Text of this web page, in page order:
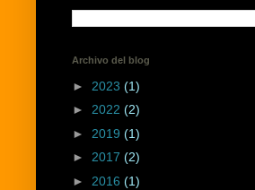
Archivo del blog
► 2023 (1)
► 2022 (2)
► 2019 (1)
► 2017 (2)
► 2016 (1)